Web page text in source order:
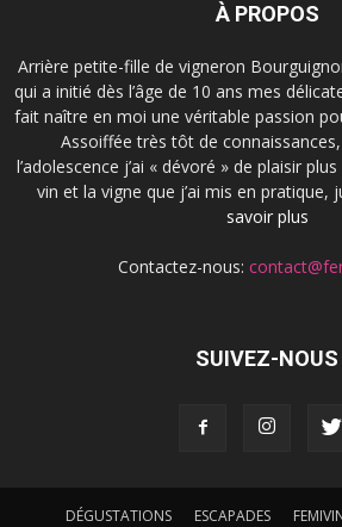
À PROPOS
Arrière petite-fille de vigneron
qui a initié dès l’âge de 10 ans mes
fait naître en moi une véritable passion
Assoiffée très tôt de
l’adolescence j’ai « dévoré » de plaisir
vin et la vigne que j’ai mis en pratique,
savoir plus
Contactez-nous:
SUIVEZ-NOUS
DÉGUSTATIONS ESCAPADES